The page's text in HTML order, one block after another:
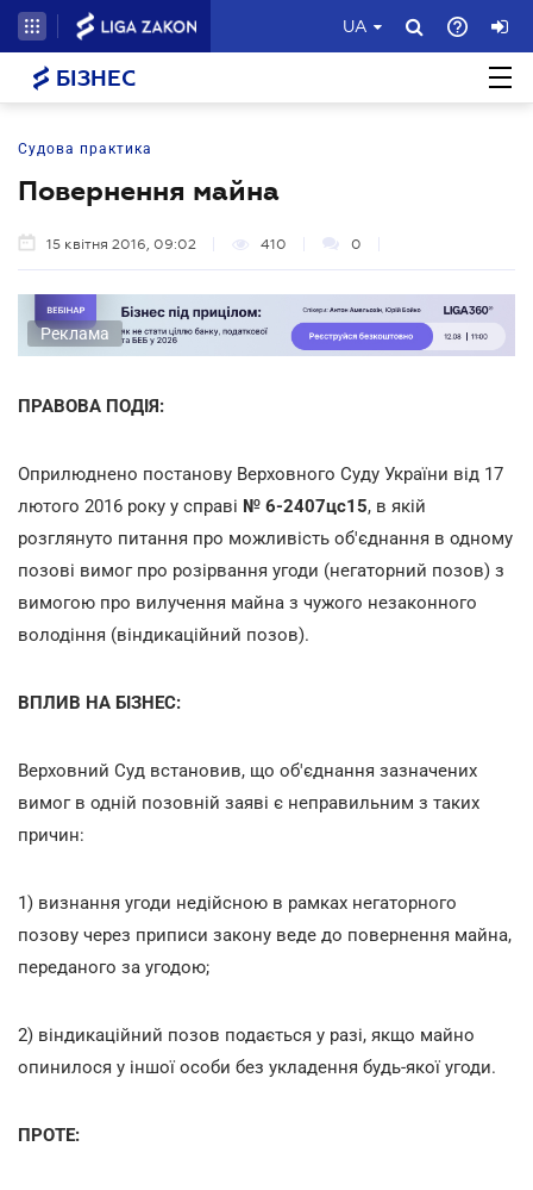
UA
БІЗНЕС
Судова практика
Повернення майна
15 квітня 2016, 09:02 410 0
Реклама
ПРАВОВА ПОДІЯ:
Оприлюднено постанову Верховного Суду України від 17
лютого 2016 року у справі № 6-2407цс15, в якій
розглянуто питання про можливість об'єднання в одному
позові вимог про розірвання угоди (негаторний позов) з
вимогою про вилучення майна з чужого незаконного
володіння (віндикаційний позов).
ВПЛИВ НА БІЗНЕС:
Верховний Суд встановив, що об'єднання зазначених
вимог в одній позовній заяві є неправильним з таких
причин:
1) визнання угоди недійсною в рамках негаторного
позову через приписи закону веде до повернення майна,
переданого за угодою;
2) віндикаційний позов подається у разі, якщо майно
опинилося у іншої особи без укладення будь-якої угоди.
ПРОТЕ: